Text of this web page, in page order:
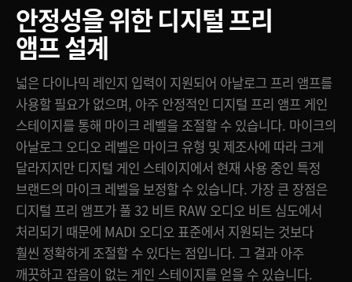
안정성을 위한디지털 프리
앰프 설계
넓은 다이나믹 레인지 입력이 지원되어 아날로그 프리 앰프를
사용할 필요가 없으며, 아주 안정적인 디지털 프리 앰프 게인
스테이지를 통해 마이크 레벨을 조절할 수 있습니다. 마이크의
아날로그 오디오 레벨은 마이크 유형 및 제조사에 따라 크게
달라지지만 디지털 게인 스테이지에서 현재 사용 중인 특정
브랜드의 마이크 레벨을 보정할 수 있습니다. 가장 큰 장점은
디지털 프리 앰프가 풀 32 비트 RAW 오디오 비트 심도에서
처리되기 때문에 MADI 오디오 표준에서 지원되는 것보다
훨씬 정확하게 조절할 수 있다는 점입니다. 그 결과 아주
깨끗하고 잡음이 없는 게인 스테이지를 얻을 수 있습니다.